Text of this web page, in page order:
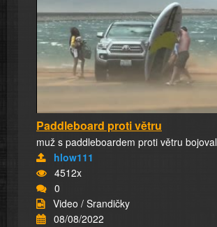
Paddleboard proti větru
muž s paddleboardem proti větru bojoval
hlow111
4512x
0
Video / Srandičky
08/08/2022